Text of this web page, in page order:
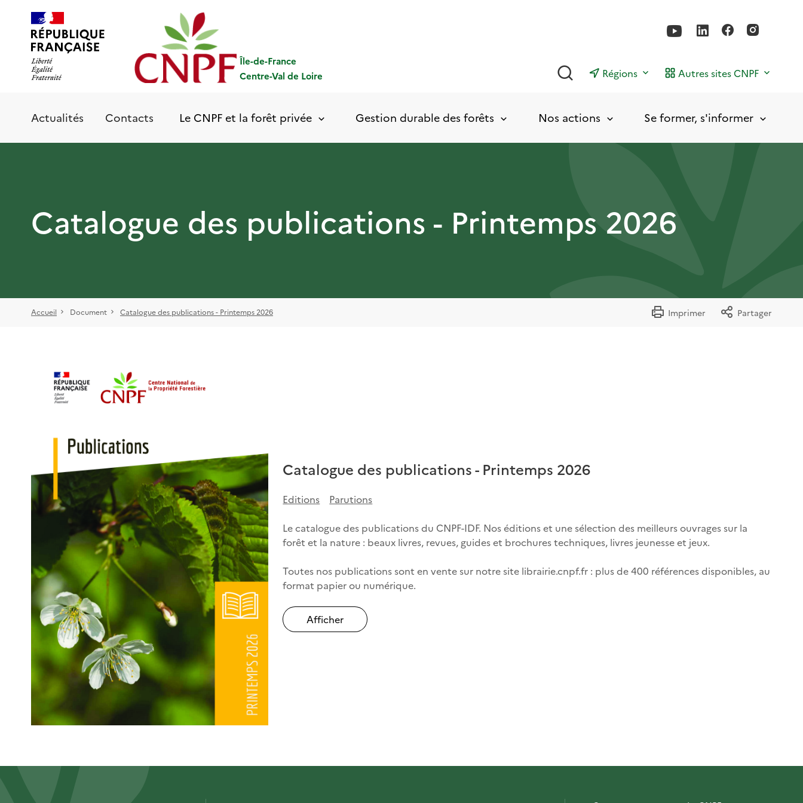
contenu
principal
Île-de-France
Centre-Val de Loire
Rechercher
Régions Autres sites CNPF
Actualités Contacts Le CNPF et la forêt privée Gestion durable des forêts Nos actions Se former, s'informer
Catalogue des publications - Printemps 2026
Accueil Document Catalogue des publications - Printemps 2026 Imprimer Partager
Catalogue des publications - Printemps 2026
Editions Parutions
Le catalogue des publications du CNPF-IDF. Nos éditions et une sélection des meilleurs ouvrages sur la
forêt et la nature : beaux livres, revues, guides et brochures techniques, livres jeunesse et jeux.
Toutes nos publications sont en vente sur notre site librairie.cnpf.fr : plus de 400 références disponibles, au
format papier ou numérique.
Afficher